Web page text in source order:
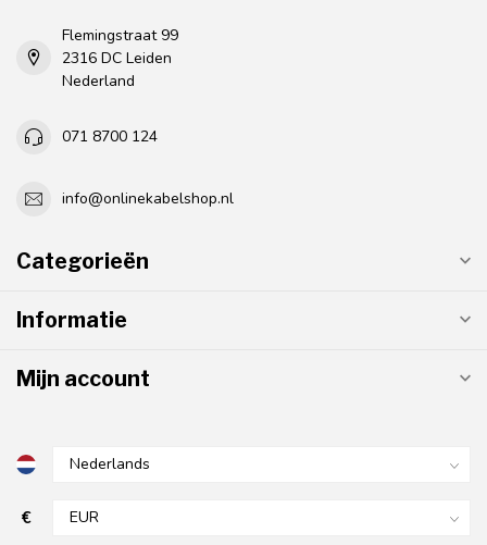
Flemingstraat 99
2316 DC Leiden
Nederland
071 8700 124
info@onlinekabelshop.nl
Categorieën
Informatie
Mijn account
€